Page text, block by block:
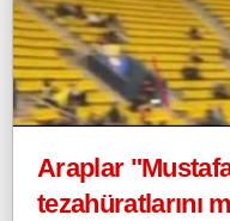
Araplar
tezahüratlarını